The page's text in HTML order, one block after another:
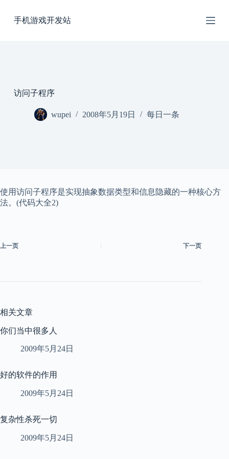
过
手机游戏开发站
访问子程序
wupei 2008年5月19日 每日一条
使用访问子程序是实现抽象数据类型和信息隐藏的一种核心方
法。(代码大全2)
上一页 下一页
相关文章
你们当中很多人
2009年5月24日
好的软件的作用
2009年5月24日
复杂性杀死一切
2009年5月24日